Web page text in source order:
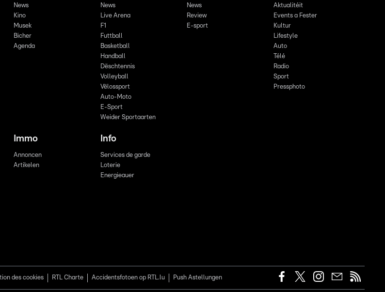
News
Kino
Musek
Bicher
Agenda
News
Live Arena
F1
Futtball
Basketball
Handball
Dëschtennis
Volleyball
Vëlossport
Auto-Moto
E-Sport
Weider Sportaarten
News
Review
E-sport
Aktualitéit
Events a Fester
Kultur
Lifestyle
Auto
Télé
Radio
Sport
Pressphoto
Immo
Annoncen
Artikelen
Info
Services de garde
Loterie
Energieauer
des cookies RTL Charte Accidentsfotoen op RTL.lu Push Astellungen